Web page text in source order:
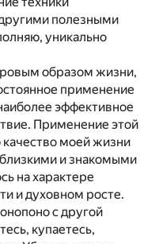
полезными
уникально
образом жизни,
применение
эффективное
Применение этой
качество моей жизни
и знакомыми
на характере
и духовном росте.
с другой
купаетесь,